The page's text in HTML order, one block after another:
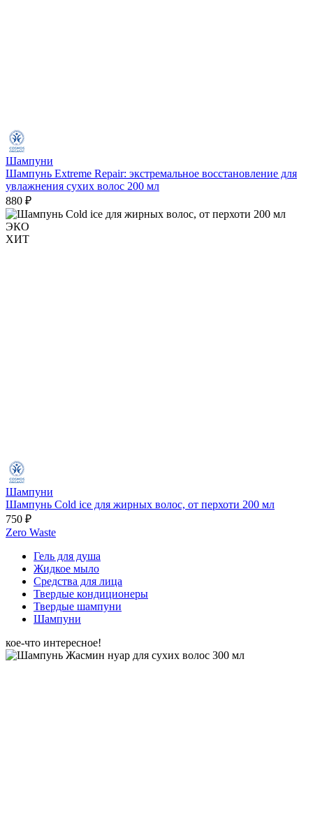
Шампуни
Шампунь Extreme Repair: экстремальное восстановление для
увлажнения сухих волос 200 мл
880 ₽
ЭКО
ХИТ
Шампуни
Шампунь Cold ice для жирных волос, от перхоти 200 мл
750 ₽
Zero Waste
Гель для душа
Жидкое мыло
Средства для лица
Твердые кондиционеры
Твердые шампуни
Шампуни
кое-что интересное!